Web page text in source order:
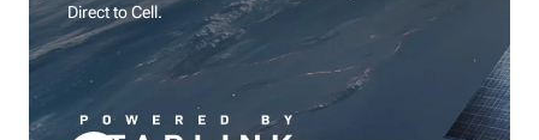
Direct to Cell.